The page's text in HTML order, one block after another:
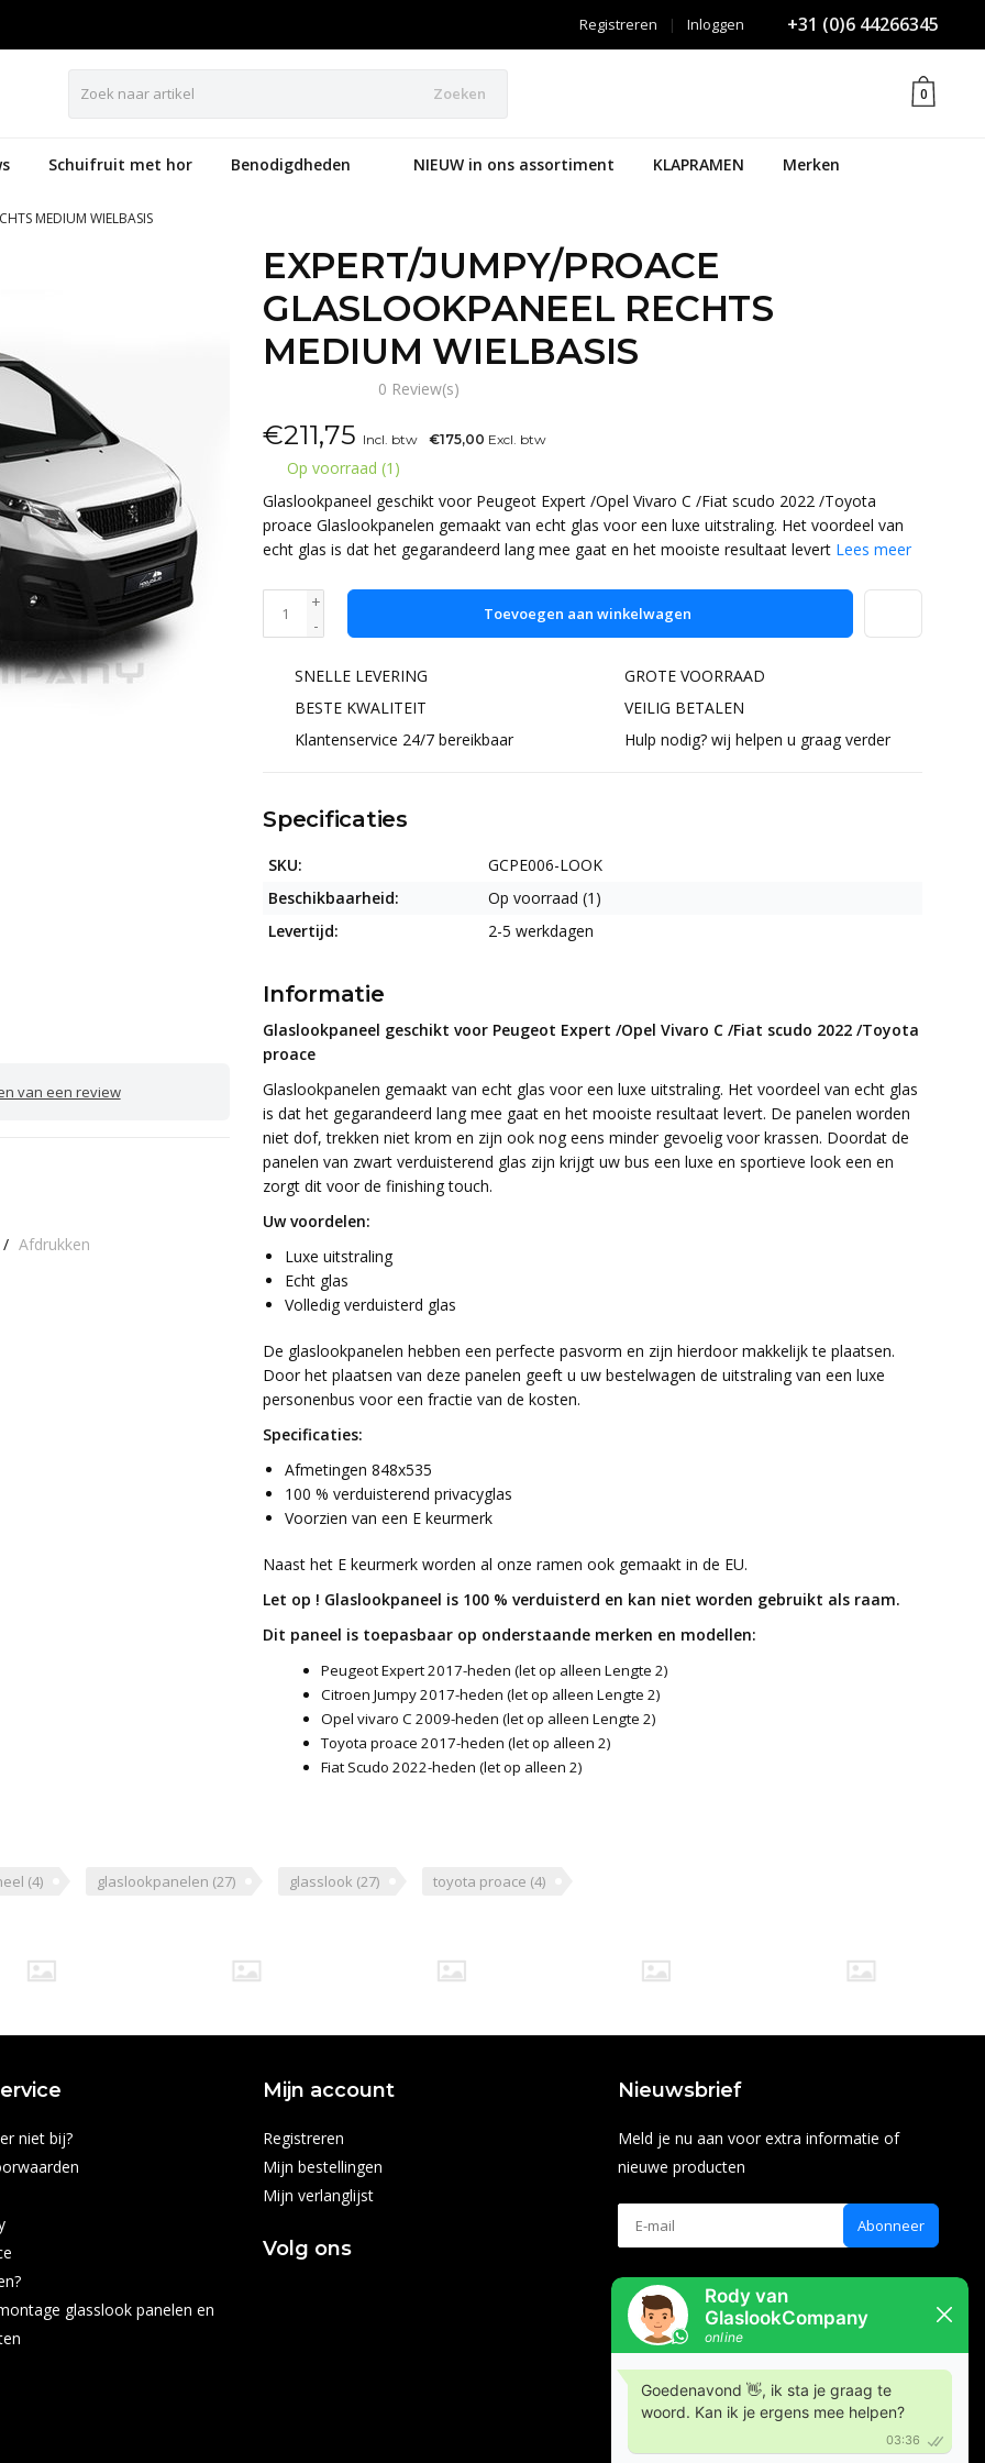
+31 (0)6 44266345
Inloggen
|
Registreren
Zoeken 0
Schuifruit met hor Benodigdheden NIEUW in ons assortiment KLAPRAMEN Merken
MEDIUM WIELBASIS
van een review
/ Afdrukken
EXPERT/JUMPY/PROACE
GLASLOOKPANEEL RECHTS
MEDIUM WIELBASIS
0 Review(s)
€211,75 Incl. btw €175,00 Excl. btw
Op voorraad (1)
Glaslookpaneel geschikt voor Peugeot Expert /Opel Vivaro C /Fiat scudo 2022 /Toyota
proace Glaslookpanelen gemaakt van echt glas voor een luxe uitstraling. Het voordeel van
echt glas is dat het gegarandeerd lang mee gaat en het mooiste resultaat levert Lees meer
+
-
Toevoegen aan winkelwagen
SNELLE LEVERING
GROTE VOORRAAD
BESTE KWALITEIT
VEILIG BETALEN
Klantenservice 24/7 bereikbaar
Hulp nodig? wij helpen u graag verder
Specificaties
SKU:
GCPE006-LOOK
Beschikbaarheid:
Op voorraad (1)
Levertijd:
2-5 werkdagen
Informatie
Glaslookpaneel geschikt voor Peugeot Expert /Opel Vivaro C /Fiat scudo 2022 /Toyota
proace
Glaslookpanelen gemaakt van echt glas voor een luxe uitstraling. Het voordeel van echt glas
is dat het gegarandeerd lang mee gaat en het mooiste resultaat levert. De panelen worden
niet dof, trekken niet krom en zijn ook nog eens minder gevoelig voor krassen. Doordat de
panelen van zwart verduisterend glas zijn krijgt uw bus een luxe en sportieve look een en
zorgt dit voor de finishing touch.
Uw voordelen:
Luxe uitstraling
Echt glas
Volledig verduisterd glas
De glaslookpanelen hebben een perfecte pasvorm en zijn hierdoor makkelijk te plaatsen.
Door het plaatsen van deze panelen geeft u uw bestelwagen de uitstraling van een luxe
personenbus voor een fractie van de kosten.
Specificaties:
Afmetingen 848x535
100 % verduisterend privacyglas
Voorzien van een E keurmerk
Naast het E keurmerk worden al onze ramen ook gemaakt in de EU.
Let op ! Glaslookpaneel is 100 % verduisterd en kan niet worden gebruikt als raam.
Dit paneel is toepasbaar op onderstaande merken en modellen:
Peugeot Expert 2017-heden (let op alleen Lengte 2)
Citroen Jumpy 2017-heden (let op alleen Lengte 2)
Opel vivaro C 2009-heden (let op alleen Lengte 2)
Toyota proace 2017-heden (let op alleen 2)
Fiat Scudo 2022-heden (let op alleen 2)
(4) glaslookpanelen (27) glasslook (27) toyota proace (4)
niet bij?
glasslook panelen en
Mijn account
Registreren
Mijn bestellingen
Mijn verlanglijst
Volg ons
Nieuwsbrief
Meld je nu aan voor extra informatie of
nieuwe producten
Abonneer